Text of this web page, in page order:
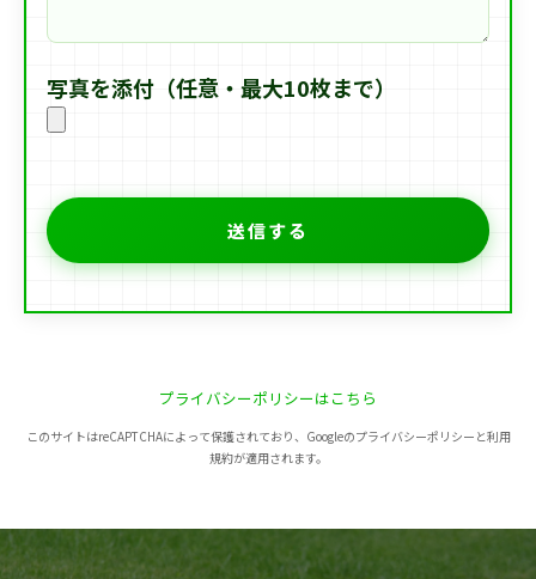
写真を添付（任意・最大10枚まで）
プライバシーポリシーはこちら
このサイトはreCAPTCHAによって保護されており、Googleのプライバシーポリシーと利用
規約が適用されます。